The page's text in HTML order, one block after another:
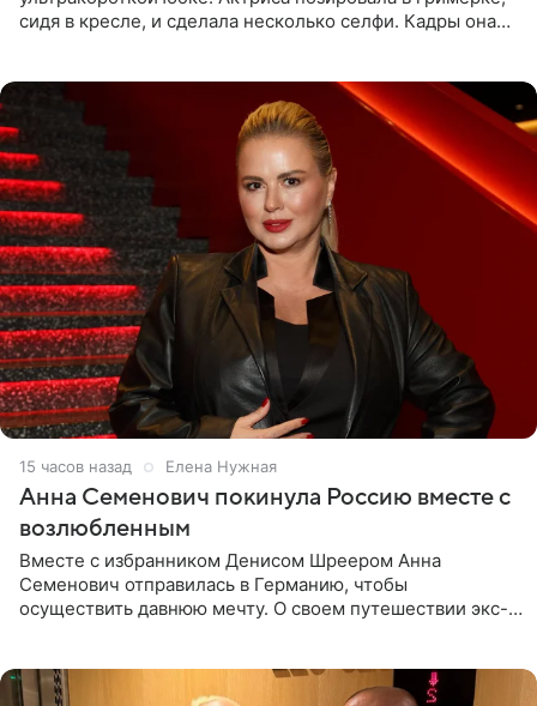
сидя в кресле, и сделала несколько селфи. Кадры она
15 часов назад Елена Нужная
Анна Семенович покинула Россию вместе с
возлюбленным
Вместе с избранником Денисом Шреером Анна
Семенович отправилась в Германию, чтобы
осуществить давнюю мечту. О своем путешествии экс-